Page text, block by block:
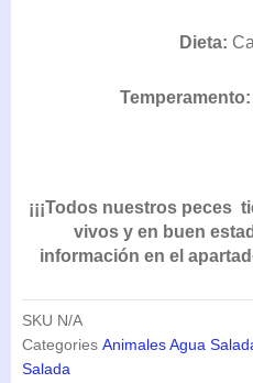
Dieta:
Temperamento:
¡¡¡Todos nuestros peces
vivos y en buen
información en el
SKU N/A
Categories Animales Agua
Salada